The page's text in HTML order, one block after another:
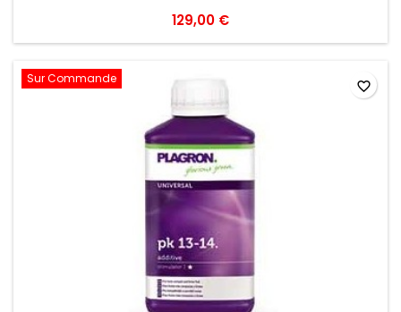
129,00 €
Sur Commande favorite_border